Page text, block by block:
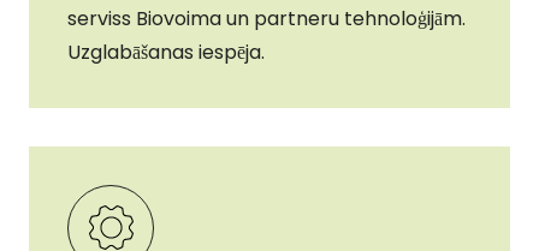
serviss Biovoima un partneru tehnoloģijām.
Uzglabāšanas iespēja.